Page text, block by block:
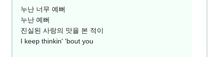
누난 너무 예뻐
누난 예뻐
진실된 사랑의 맛을 본 적이
I keep thinkin' 'bout you